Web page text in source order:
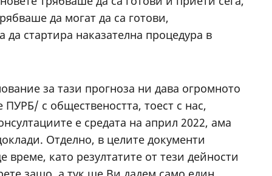
да могат да са готови,
стартира наказателна процедура в
за тази прогноза ни дава огромното
с обществеността, тоест с нас,
е средата на април 2022, ама
Отделно, в целите документи
като резултатите от тези дейности